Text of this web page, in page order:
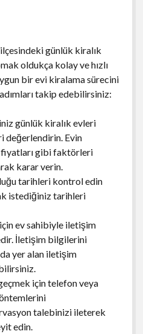
günlük kiralık
oldukça kolay ve hızlı
bir evi kiralama sürecini
takip edebilirsiniz:
günlük kiralık evleri
değerlendirin. Evin
gibi faktörleri
karar verin.
tarihleri kontrol edin
istediğiniz tarihleri
ev sahibiyle iletişim
İletişim bilgilerini
yer alan iletişim
için telefon veya
talebinizi ileterek
edin.